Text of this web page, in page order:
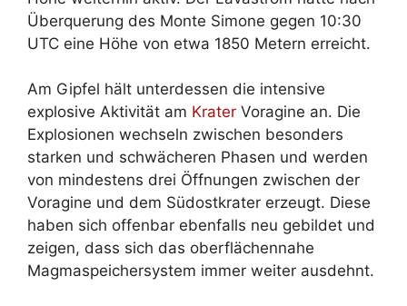
Überquerung des Monte Simone gegen 10:30
UTC eine Höhe von etwa 1850 Metern erreicht.
Am Gipfel hält unterdessen die intensive
explosive Aktivität am Krater Voragine an. Die
Explosionen wechseln zwischen besonders
starken und schwächeren Phasen und werden
von mindestens drei Öffnungen zwischen der
Voragine und dem Südostkrater erzeugt. Diese
haben sich offenbar ebenfalls neu gebildet und
zeigen, dass sich das oberflächennahe
Magmaspeichersystem immer weiter ausdehnt.